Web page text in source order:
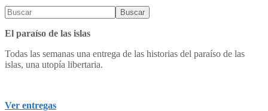
El paraíso de las islas
Todas las semanas una entrega de las historias del paraíso de las
islas, una utopía libertaria.
Ver entregas